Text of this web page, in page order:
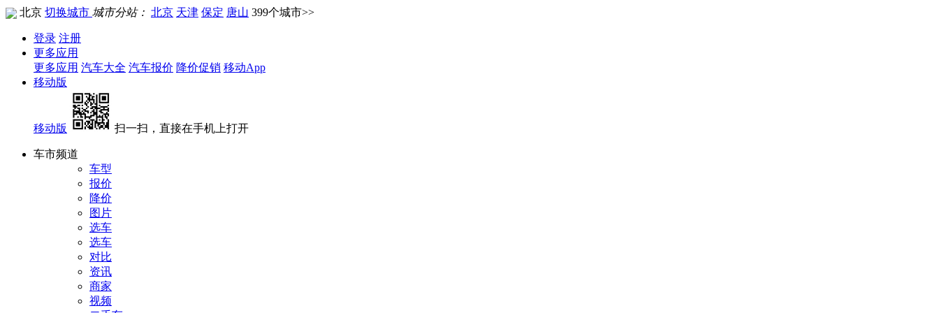
北京 切换城市 城市分站： 北京 天津 保定 唐山 399个城市>>
登录 注册
更多应用
更多应用 汽车大全 汽车报价 降价促销 移动App
移动版
移动版 扫一扫，直接在手机上打开
车市频道
车型
报价
降价
图片
选车
选车
对比
资讯
商家
视频